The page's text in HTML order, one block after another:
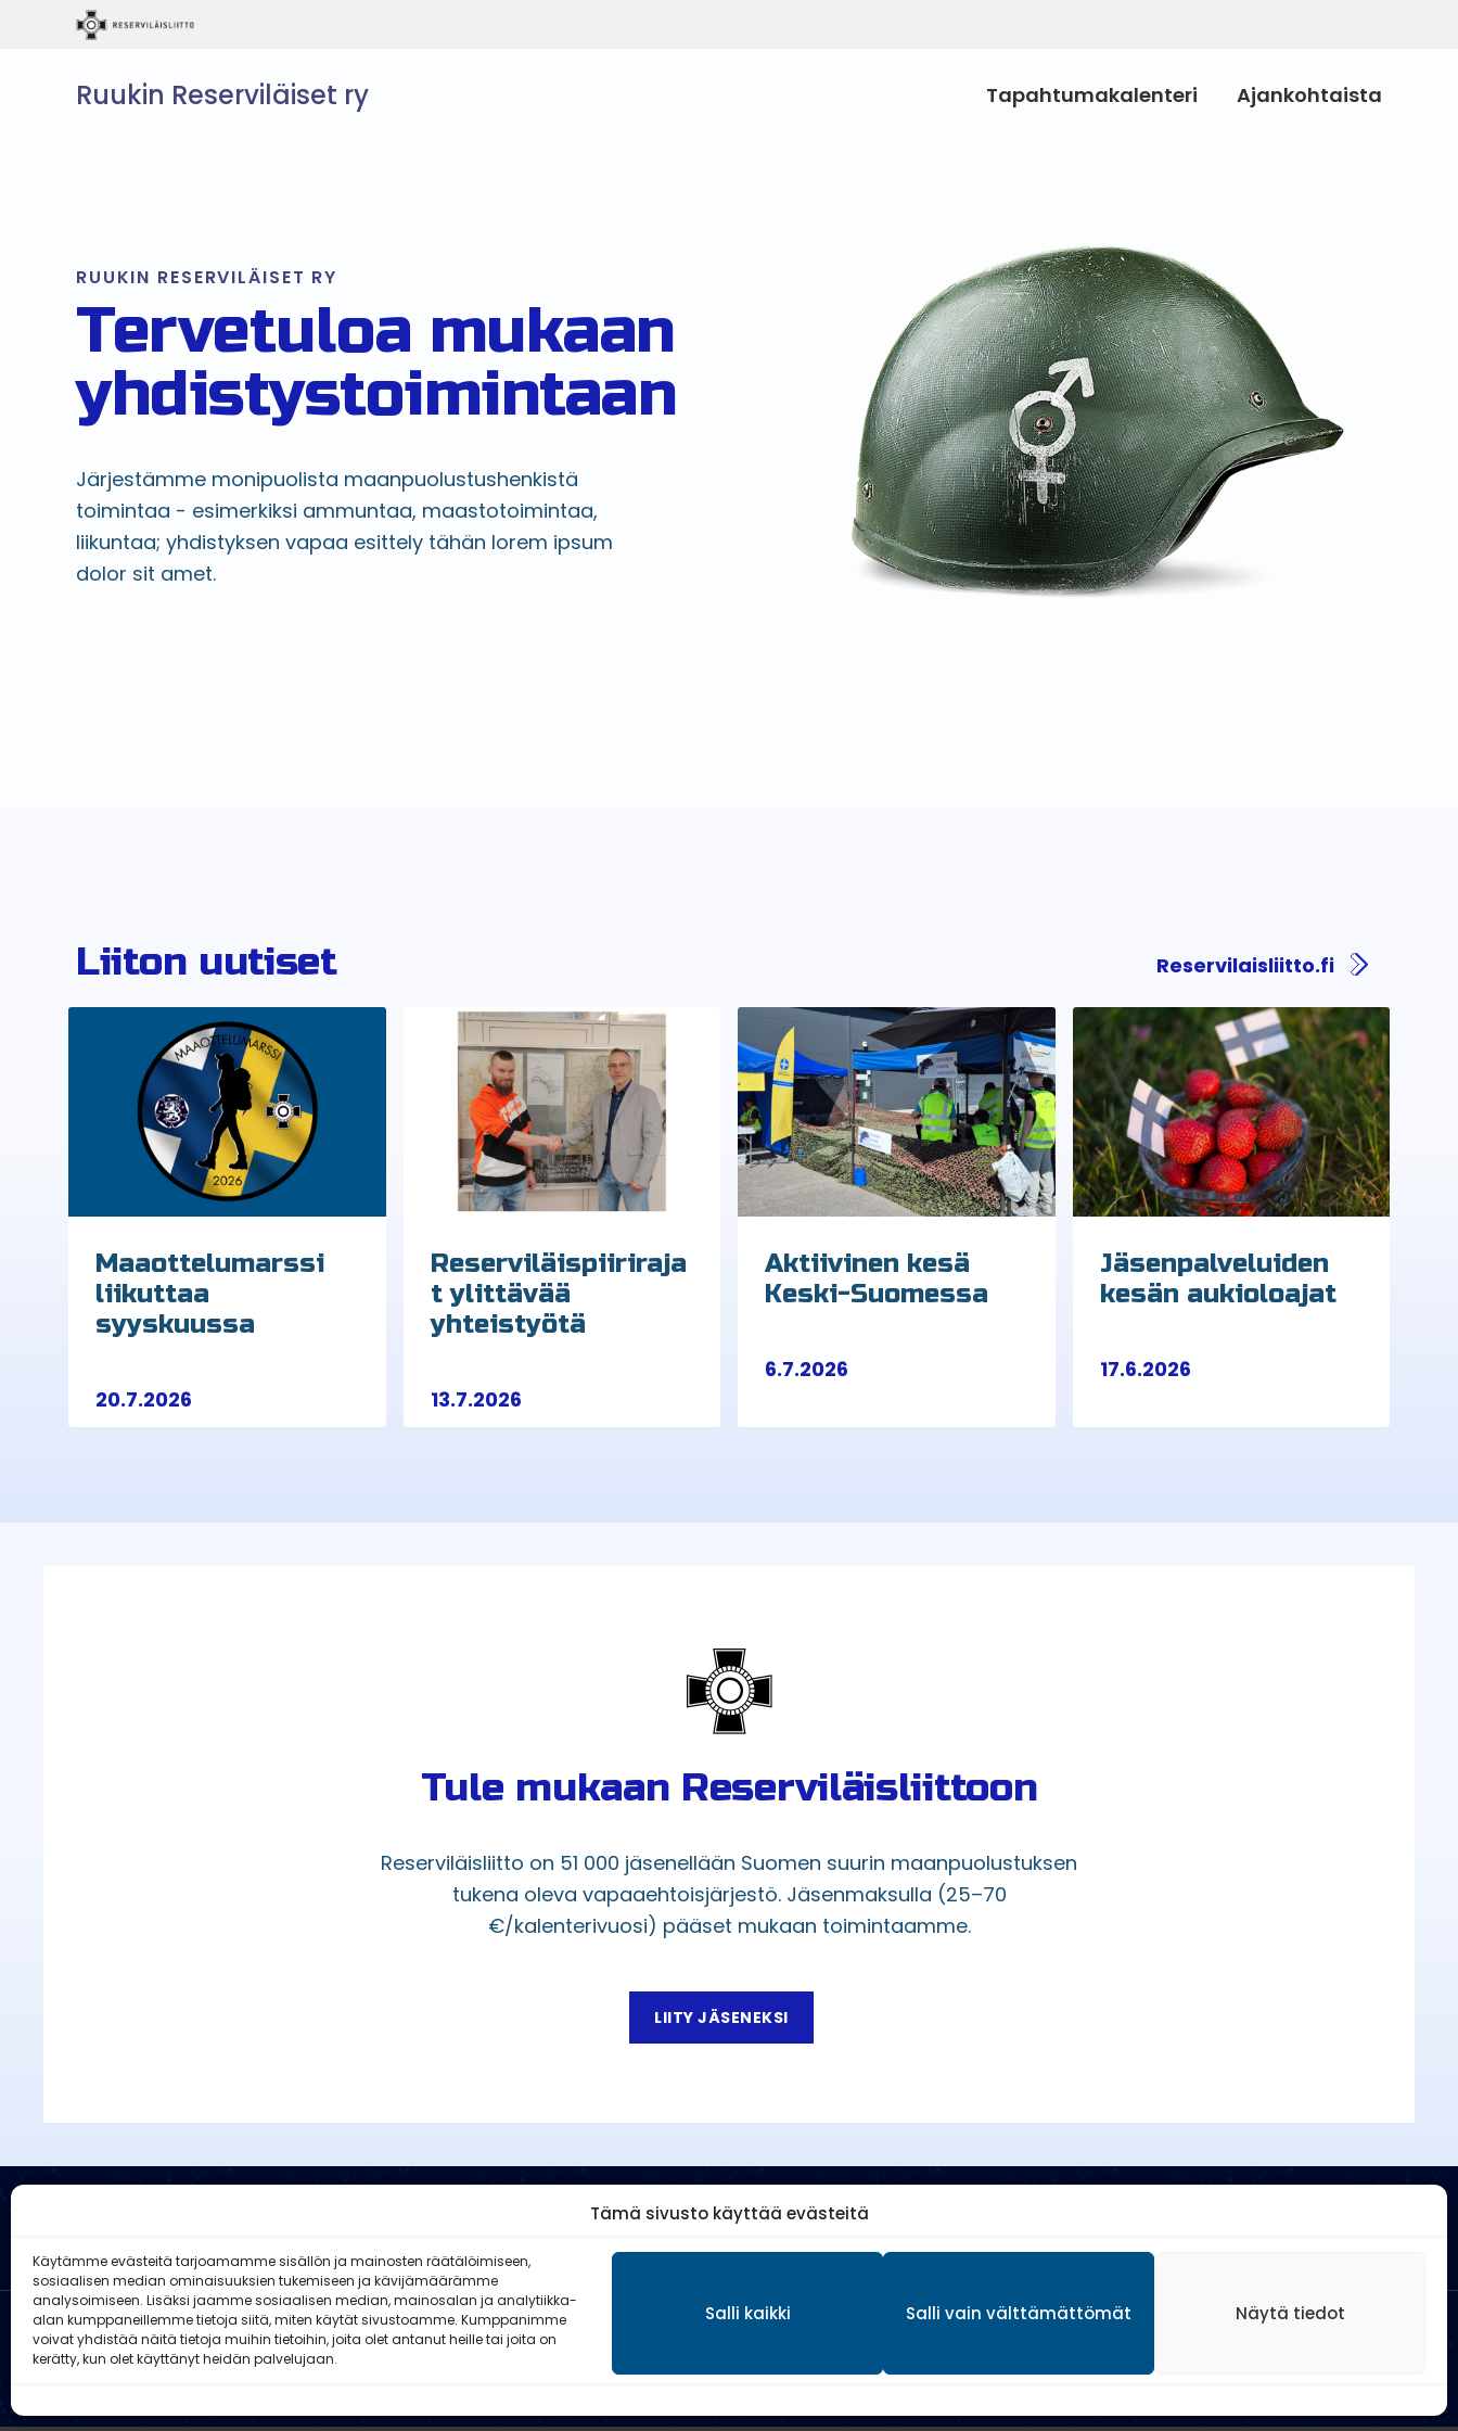
Tämä sivusto käyttää evästeitä
Käytämme evästeitä tarjoamamme sisällön ja mainosten räätälöimiseen,
sosiaalisen median ominaisuuksien tukemiseen ja kävijämäärämme
analysoimiseen. Lisäksi jaamme sosiaalisen median, mainosalan ja analytiikka-
alan kumppaneillemme tietoja siitä, miten käytät sivustoamme. Kumppanimme
voivat yhdistää näitä tietoja muihin tietoihin, joita olet antanut heille tai joita on
kerätty, kun olet käyttänyt heidän palvelujaan.
Salli kaikki Salli vain välttämättömät Näytä tiedot
Ruukin Reserviläiset ry Tapahtumakalenteri Ajankohtaista
RUUKIN RESERVILÄISET RY
Tervetuloa mukaan
yhdistystoimintaan
Järjestämme monipuolista maanpuolustushenkistä
toimintaa - esimerkiksi ammuntaa, maastotoimintaa,
liikuntaa; yhdistyksen vapaa esittely tähän lorem ipsum
dolor sit amet.
Liiton uutiset Reservilaisliitto.fi
Maaottelumarssi
liikuttaa
syyskuussa
20.7.2026
Reserviläispiiriraja
t ylittävää
yhteistyötä
13.7.2026
Aktiivinen kesä
Keski-Suomessa
6.7.2026
Jäsenpalveluiden
kesän aukioloajat
17.6.2026
Tule mukaan Reserviläisliittoon
Reserviläisliitto on 51 000 jäsenellään Suomen suurin maanpuolustuksen
tukena oleva vapaaehtoisjärjestö. Jäsenmaksulla (25–70
€/kalenterivuosi) pääset mukaan toimintaamme.
LIITY JÄSENEKSI